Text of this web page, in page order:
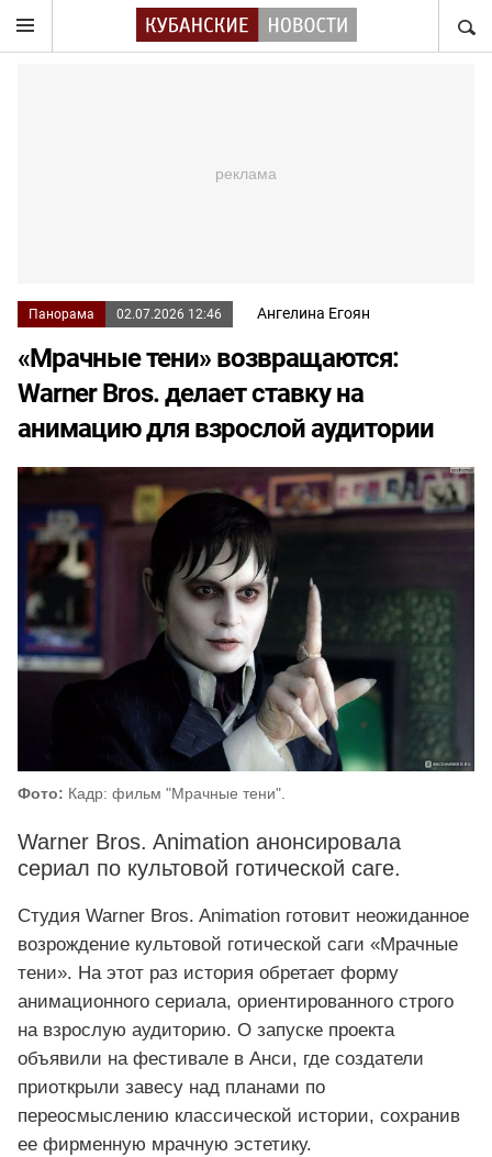
Панорама 02.07.2026 12:46 Ангелина Егоян
«Мрачные тени» возвращаются:
Warner Bros. делает ставку на
анимацию для взрослой аудитории
Фото: Кадр: фильм "Мрачные тени".
Warner Bros. Animation анонсировала
сериал по культовой готической саге.
Студия Warner Bros. Animation готовит неожиданное
возрождение культовой готической саги «Мрачные
тени». На этот раз история обретает форму
анимационного сериала, ориентированного строго
на взрослую аудиторию. О запуске проекта
объявили на фестивале в Анси, где создатели
приоткрыли завесу над планами по
переосмыслению классической истории, сохранив
ее фирменную мрачную эстетику.